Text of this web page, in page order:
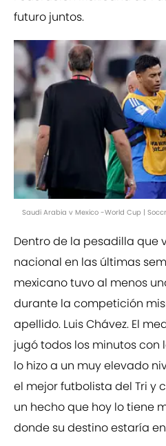
futuro juntos.
Saudi Arabia v Mexico -World Cup |
Dentro de la pesadilla que
nacional en las últimas
mexicano tuvo al menos
durante la competición
apellido. Luis Chávez. El
jugó todos los minutos con
lo hizo a un muy elevado
el mejor futbolista del Tri y
un hecho que hoy lo tiene
donde su destino estaría en